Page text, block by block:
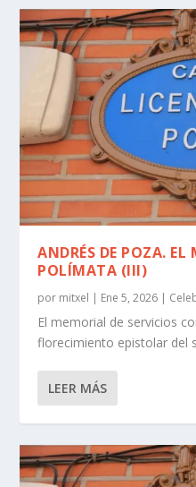
ANDRÉS DE POZA. EL
POLÍMATA (III)
por mitxel | Ene 5, 2026 |
El memorial de servicios
florecimiento epistolar del
LEER MÁS